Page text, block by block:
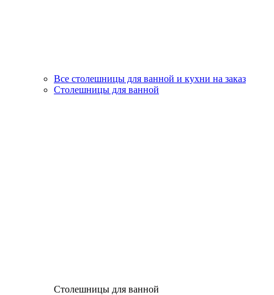
Все столешницы для ванной и кухни на заказ
Столешницы для ванной
Столешницы для ванной